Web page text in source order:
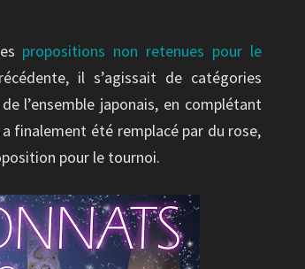
propositions non retenues pour le
il s’agissait de catégories
l’ensemble japonais, en complétant
finalement été remplacé par du rose,
pour le tournoi.